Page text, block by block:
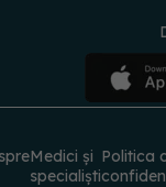
Politica
© 2026 PRESS